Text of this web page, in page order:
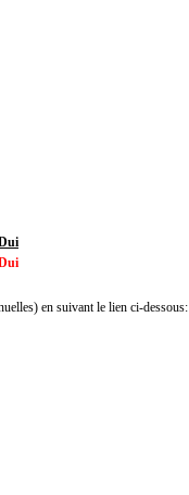
en suivant le lien ci-dessous: